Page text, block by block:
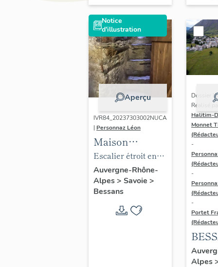
Notice
d'illustration
Aperçu
IVR84_20237303002NUCA
| Personnaz Léon
Maison
traditionnelle
dite maison
"des Finette" à
Bessans
Escalier étroit en
pierre menant à la
grange
Auvergne-Rhône-
Alpes> Savoie >
Bessans
Dossier
Réalisé
Halitim-
Monnet
-
-
-
Portet
Alpes